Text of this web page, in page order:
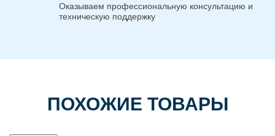
Оказываем профессиональную консультацию и
техническую поддержку
ПОХОЖИЕ ТОВАРЫ